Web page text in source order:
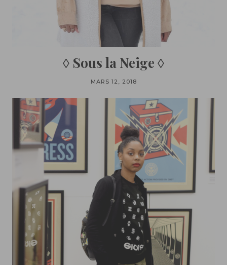
◊ Sous la Neige ◊
MARS 12, 2018